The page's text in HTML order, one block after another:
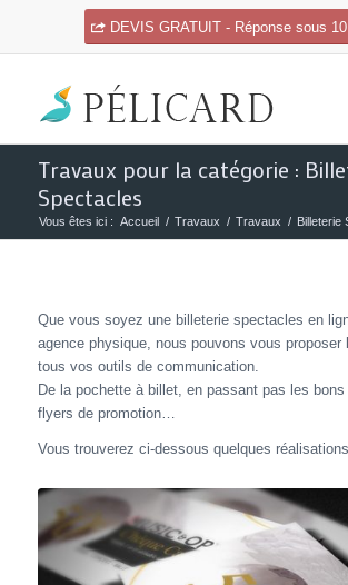
DEVIS GRATUIT - Réponse sous
Travaux pour la catégorie :
Spectacles
Vous êtes ici : Accueil / Travaux / Travaux / Billeterie
Que vous soyez une billeterie spectacles en
agence physique, nous pouvons vous proposer
tous vos outils de communication.
De la pochette à billet, en passant pas les
flyers de promotion…
Vous trouverez ci-dessous quelques